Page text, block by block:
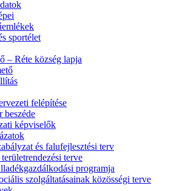
sportélet
– Réte község lapja
felépítése
beszéde
képviselők
és falufejlesztési terv
terve
programja
szolgáltatásainak közösségi terve